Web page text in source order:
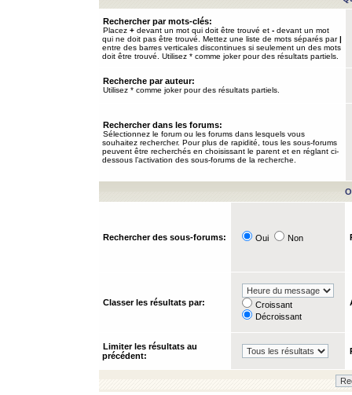
Rechercher par mots-clés:
Placez + devant un mot qui doit être trouvé et - devant un mot
qui ne doit pas être trouvé. Mettez une liste de mots séparés par|
entre des barres verticales discontinues si seulement un des mots
doit être trouvé. Utilisez * comme joker pour des résultats partiels.
Recherche par auteur:
Utilisez * comme joker pour des résultats partiels.
Rechercher dans les forums:
Sélectionnez le forum ou les forums dans lesquels vous
souhaitez rechercher. Pour plus de rapidité, tous les sous-forums
peuvent être recherchés en choisissant le parent et en réglant ci-
dessous l’activation des sous-forums de la recherche.
Rechercher des sous-forums: Oui Non
Classer les résultats par:
Croissant
Décroissant
Limiter les résultats au
précédent: